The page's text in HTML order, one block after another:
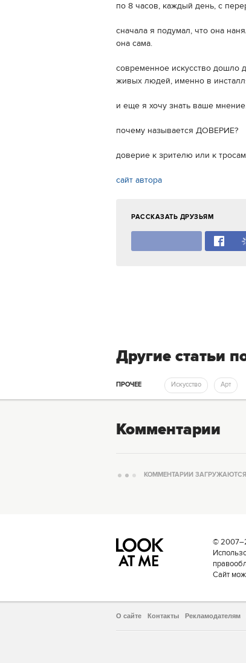
по 8 часов, каждый день, с
сначала я подумал, что она
она сама.
современное искусство дошло
живых людей, именно в
и еще я хочу знать ваше
почему называется ДОВЕРИЕ?
доверие к зрителю или к
сайт автора
РАССКАЗАТЬ ДРУЗЬЯМ
Другие статьи
ПРОЧЕЕ Искусство Арт
Комментарии
КОММЕНТАРИИ ЗАГРУЖАЮТСЯ
©
Сайт
О сайте Контакты Рекламодателям